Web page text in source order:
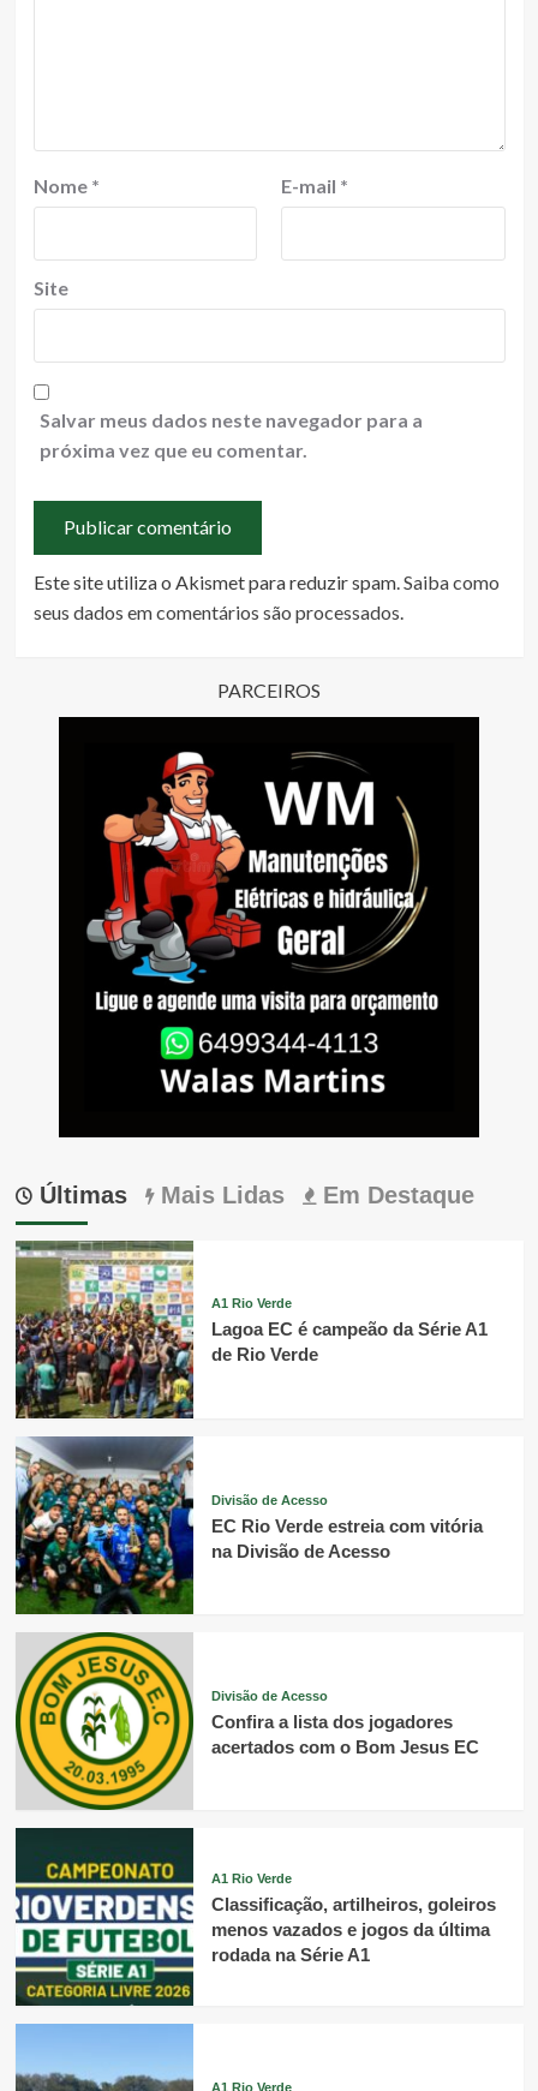
Nome * E-mail *
Site
Salvar meus dados neste navegador para a
próxima vez que eu comentar.
Este site utiliza o Akismet para reduzir spam.Saiba como
seus dados em comentários são processados.
PARCEIROS
Últimas Mais Lidas Em Destaque
A1 Rio Verde
Lagoa EC é campeão da Série A1
de Rio Verde
Divisão de Acesso
EC Rio Verde estreia com vitória
na Divisão de Acesso
Divisão de Acesso
Confira a lista dos jogadores
acertados com o Bom Jesus EC
A1 Rio Verde
Classificação, artilheiros, goleiros
menos vazados e jogos da última
rodada na Série A1
A1 Rio Verde